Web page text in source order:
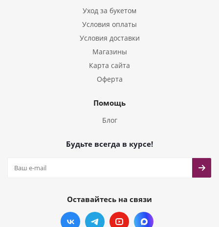
Уход за букетом
Условия оплаты
Условия доставки
Магазины
Карта сайта
Оферта
Помощь
Блог
Будьте всегда в курсе!
Оставайтесь на связи